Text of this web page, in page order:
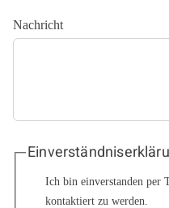
Nachricht
Ich bin einverstanden per
kontaktiert zu werden.